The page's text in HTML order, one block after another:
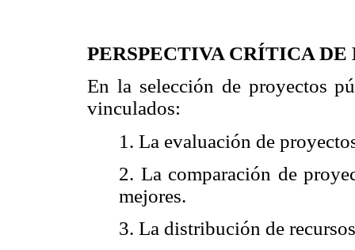
PERSPECTIVA CRÍTICA DE
En la selección de proyectos
vinculados:
1. La evaluación de
2. La comparación de
mejores.
3. La distribución de